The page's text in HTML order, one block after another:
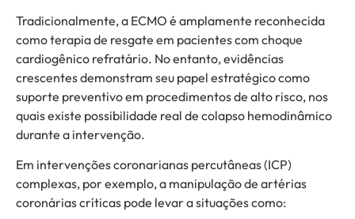
Tradicionalmente, a ECMO é amplamente reconhecida
como terapia de resgate em pacientes com choque
cardiogênico refratário. No entanto, evidências
crescentes demonstram seu papel estratégico como
suporte preventivo em procedimentos de alto risco, nos
quais existe possibilidade real de colapso hemodinâmico
durante a intervenção.
Em intervenções coronarianas percutâneas (ICP)
complexas, por exemplo, a manipulação de artérias
coronárias críticas pode levar a situações como: